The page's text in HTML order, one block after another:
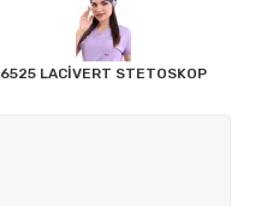
6525 LACİVERT STETOSKOP